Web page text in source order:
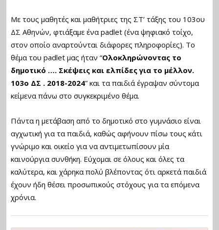
Με τους μαθητές και μαθήτριες της ΣΤ’ τάξης του 103ου
ΔΣ Αθηνών, φτιάξαμε ένα padlet (ένα ψηφιακό τοίχο,
στον οποίο αναρτούνται διάφορες πληροφορίες). Το
θέμα του padlet μας ήταν “Ολοκληρώνοντας το
δημοτικό …. Σκέψεις και ελπίδες για το μέλλον.
103ο ΔΣ . 2018-2024” και τα παιδιά έγραψαν σύντομα
κείμενα πάνω στο συγκεκριμένο θέμα.
Πάντα η μετάβαση από το δημοτικό στο γυμνάσιο είναι
αγχωτική για τα παιδιά, καθώς αφήνουν πίσω τους κάτι
γνώριμο και οικείο για να αντιμετωπίσουν μία
καινούργια συνθήκη. Εύχομαι σε όλους και όλες τα
καλύτερα, και χάρηκα πολύ βλέποντας ότι αρκετά παιδιά
έχουν ήδη θέσει προσωπικούς στόχους για τα επόμενα
χρόνια.